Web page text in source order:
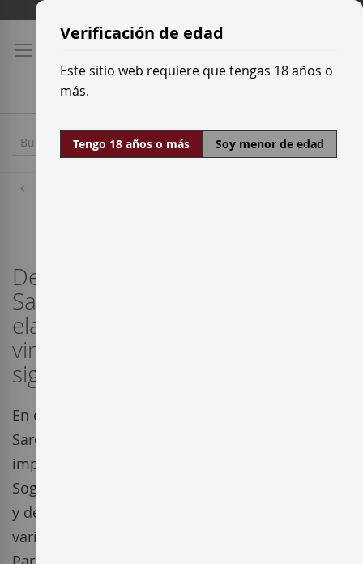
contenido
Desde 1987, la familia Alsina
Sardá, de gran tradición vinícola,
elabora cuidadosamente los
vinos y cavas en esa masía del
siglo XVIII.
En el año 1987 Alfons Alsina Sardà, de Alsina
Sarda Vins i Caves, adquiere una parte
importante de la Bodega, ya con el
Sogas Mascaró. Amplia su catálogo de productos
y decide cultivar 15
variedades autóctonas Macabeo, Xarel·lo y
Verificación de edad
Este sitio web requiere que tengas 18 años o
más.
Tengo 18 años o más Soy menor de edad